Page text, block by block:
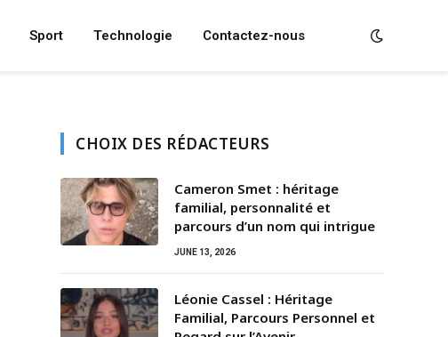
Sport Technologie Contactez-nous
CHOIX DES RÉDACTEURS
Cameron Smet : héritage
familial, personnalité et
parcours d’un nom qui intrigue
JUNE 13, 2026
Léonie Cassel : Héritage
Familial, Parcours Personnel et